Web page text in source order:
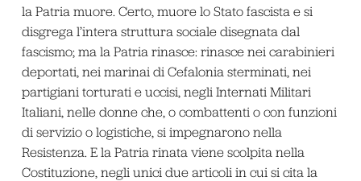
la Patria muore. Certo, muore lo Stato fascista e si
disgrega l’intera struttura sociale disegnata dal
fascismo; ma la Patria rinasce: rinasce nei carabinieri
deportati, nei marinai di Cefalonia sterminati, nei
partigiani torturati e uccisi, negli Internati Militari
Italiani, nelle donne che, o combattenti o con funzioni
di servizio o logistiche, si impegnarono nella
Resistenza. E la Patria rinata viene scolpita nella
Costituzione, negli unici due articoli in cui si cita la